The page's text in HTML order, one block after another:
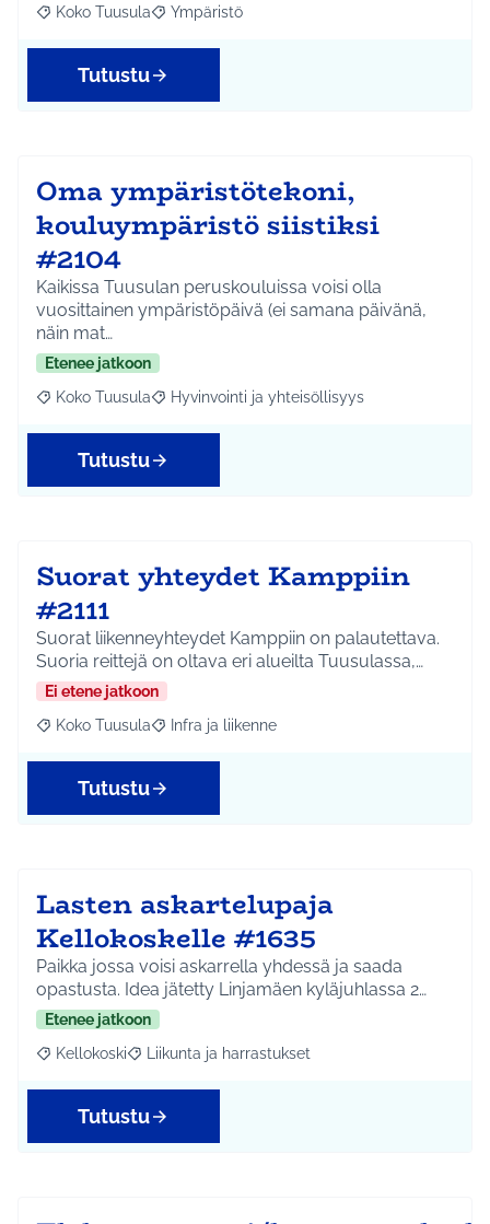
Rajaa tulokset aihepiirin mukaan: Koko Tuusula
Koko Tuusula Rajaa tulokset teeman mukaan: Ympäristö
Ympäristö
Tutustu
Oma ympäristötekoni,
kouluympäristö siistiksi
#2104
Kaikissa Tuusulan peruskouluissa voisi olla
vuosittainen ympäristöpäivä (ei samana päivänä,
näin mat…
Etenee jatkoon
Rajaa tulokset aihepiirin mukaan: Koko Tuusula
Koko Tuusula Rajaa tulokset teeman mukaan: Hyvinvointi ja
Hyvinvointi ja yhteisöllisyys
Tutustu
Suorat yhteydet Kamppiin
#2111
Suorat liikenneyhteydet Kamppiin on palautettava.
Suoria reittejä on oltava eri alueilta Tuusulassa,…
Ei etene jatkoon
Rajaa tulokset aihepiirin mukaan: Koko Tuusula
Koko Tuusula Rajaa tulokset teeman mukaan: Infra ja liikenne
Infra ja liikenne
Tutustu
Lasten askartelupaja
Kellokoskelle #1635
Paikka jossa voisi askarrella yhdessä ja saada
opastusta. Idea jätetty Linjamäen kyläjuhlassa 2…
Etenee jatkoon
Rajaa tulokset aihepiirin mukaan: Kellokoski
Kellokoski Rajaa tulokset teeman mukaan: Liikunta ja
Liikunta ja harrastukset
Tutustu